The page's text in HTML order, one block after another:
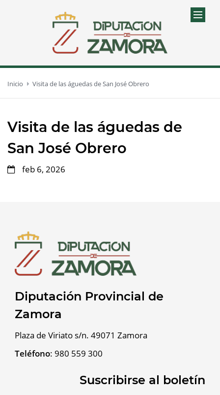
Inicio Visita de las águedas de San José Obrero
Visita de las águedas de
San José Obrero
feb 6, 2026
Diputación Provincial de
Zamora
Plaza de Viriato s/n. 49071 Zamora
Teléfono: 980 559 300
Suscribirse al boletín